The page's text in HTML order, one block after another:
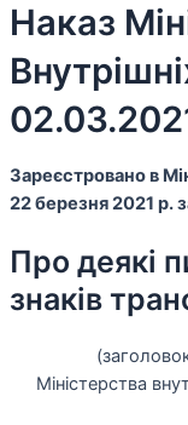
Наказ
Зареєстровано в
22 березня 2021 р.
Про деякі
знаків
Міністерства